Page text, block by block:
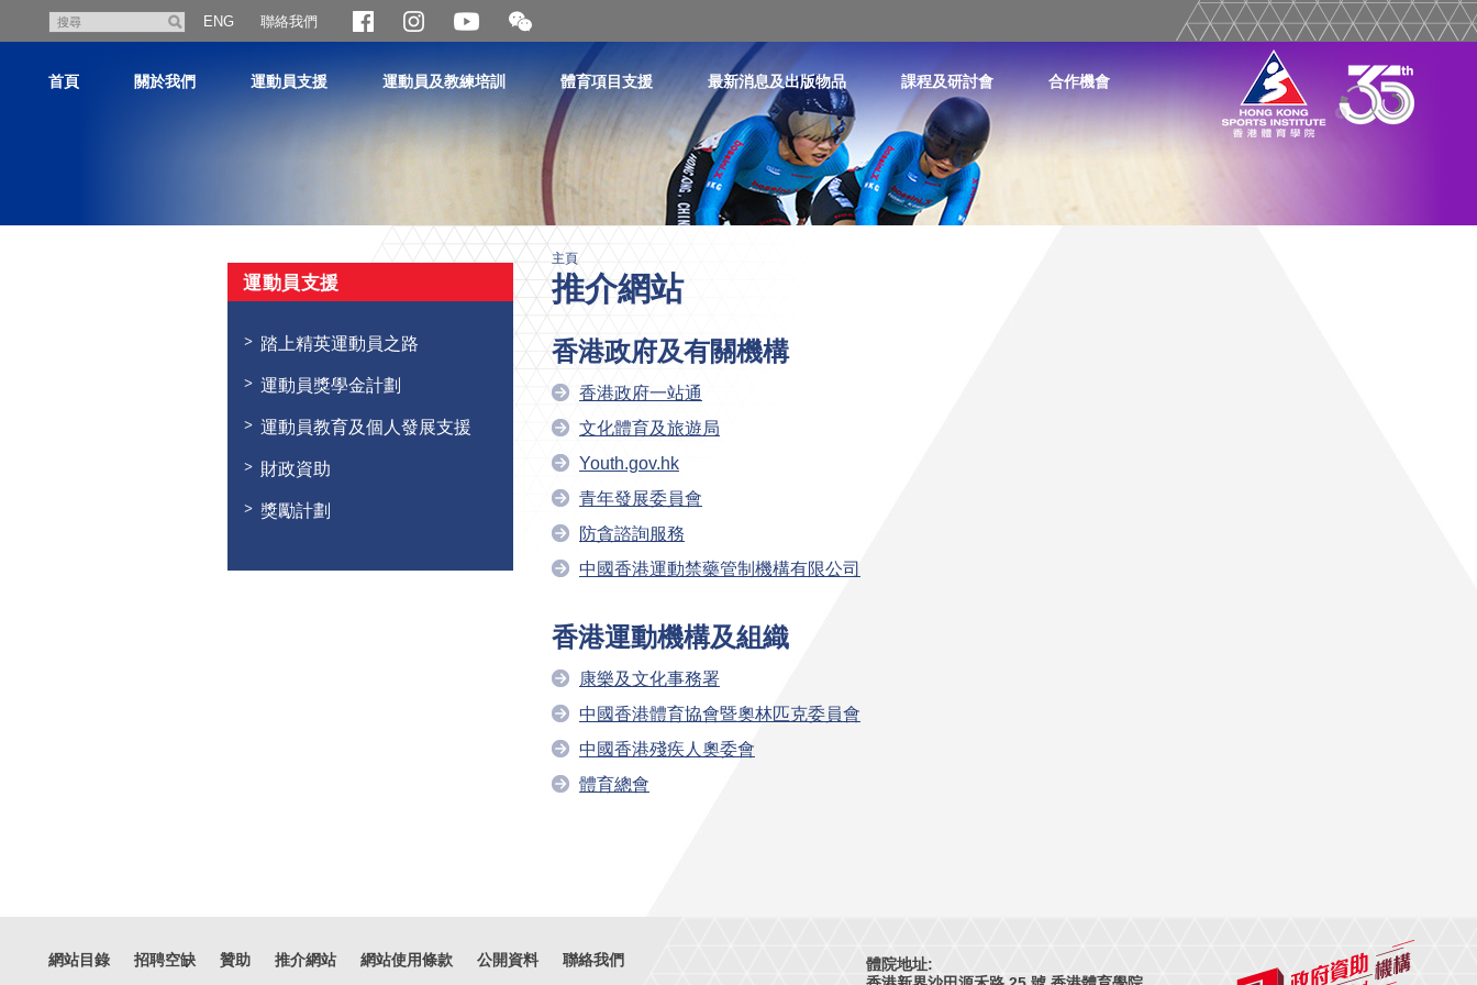
尋
ENG 聯絡我們
開
合
二
維
碼
首頁 關於我們 運動員支援 運動員及教練培訓 體育項目支援 最新消息及出版物品 課程及研討會 合作機會
運動員支援
踏上精英運動員之路
運動員獎學金計劃
運動員教育及個人發展支援
財政資助
獎勵計劃
主頁
推介網站
香港政府及有關機構
香港政府一站通
文化體育及旅遊局
Youth.gov.hk
青年發展委員會
防貪諮詢服務
中國香港運動禁藥管制機構有限公司
香港運動機構及組織
康樂及文化事務署
中國香港體育協會暨奧林匹克委員會
中國香港殘疾人奧委會
體育總會
體院地址:
網站目錄 招聘空缺 贊助 推介網站 網站使用條款 公開資料 聯絡我們